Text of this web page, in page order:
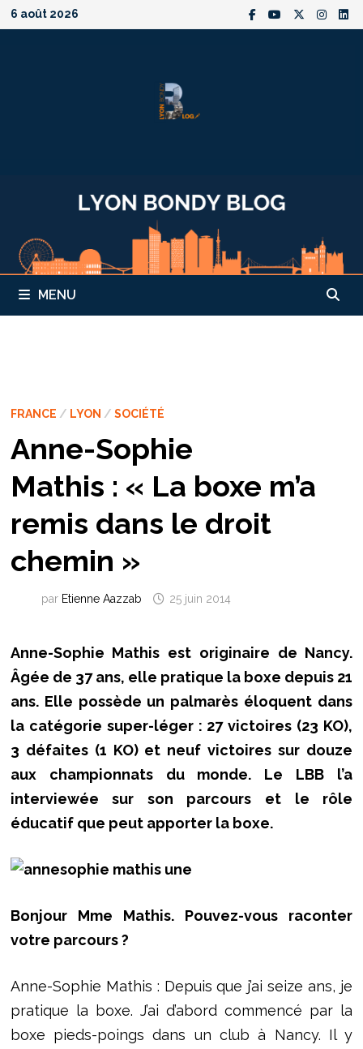
Passer
au
6 août 2026
MENU
FRANCE / LYON / SOCIÉTÉ
Anne-Sophie
Mathis : « La boxe m’a
remis dans le droit
chemin »
par Etienne Aazzab 25 juin 2014
Anne-Sophie Mathis est originaire de Nancy.
Âgée de 37 ans, elle pratique la boxe depuis 21
ans. Elle possède un palmarès éloquent dans
la catégorie super-léger : 27 victoires (23 KO),
3 défaites (1 KO) et neuf victoires sur douze
aux championnats du monde. Le LBB l’a
interviewée sur son parcours et le rôle
éducatif que peut apporter la boxe.
Bonjour Mme Mathis. Pouvez-vous raconter
votre parcours ?
Anne-Sophie Mathis : Depuis que j’ai seize ans, je
pratique la boxe. J’ai d’abord commencé par la
boxe pieds-poings dans un club à Nancy. Il y